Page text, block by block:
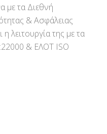
με τα Διεθνή
& Ασφάλειας
λειτουργία της με τα
& ΕΛΟΤ ISO